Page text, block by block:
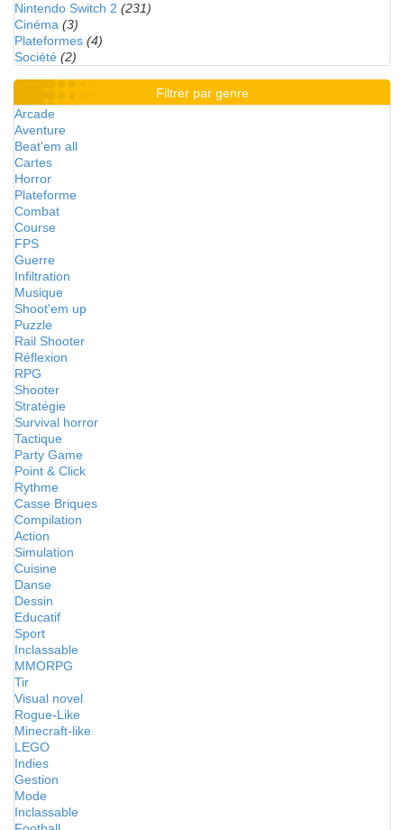
Nintendo Switch 2 (231)
Cinéma (3)
Plateformes (4)
Société (2)
Filtrer par genre
Arcade
Aventure
Beat'em all
Cartes
Horror
Plateforme
Combat
Course
FPS
Guerre
Infiltration
Musique
Shoot'em up
Puzzle
Rail Shooter
Réflexion
RPG
Shooter
Stratégie
Survival horror
Tactique
Party Game
Point & Click
Rythme
Casse Briques
Compilation
Action
Simulation
Cuisine
Danse
Dessin
Educatif
Sport
Inclassable
MMORPG
Tir
Visual novel
Rogue-Like
Minecraft-like
LEGO
Indies
Gestion
Mode
Inclassable